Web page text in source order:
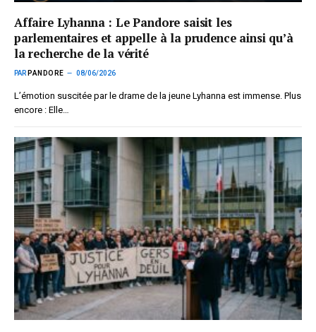
Affaire Lyhanna : Le Pandore saisit les
parlementaires et appelle à la prudence ainsi qu’à
la recherche de la vérité
PAR PANDORE 08/06/2026
L’émotion suscitée par le drame de la jeune Lyhanna est immense. Plus
encore : Elle…